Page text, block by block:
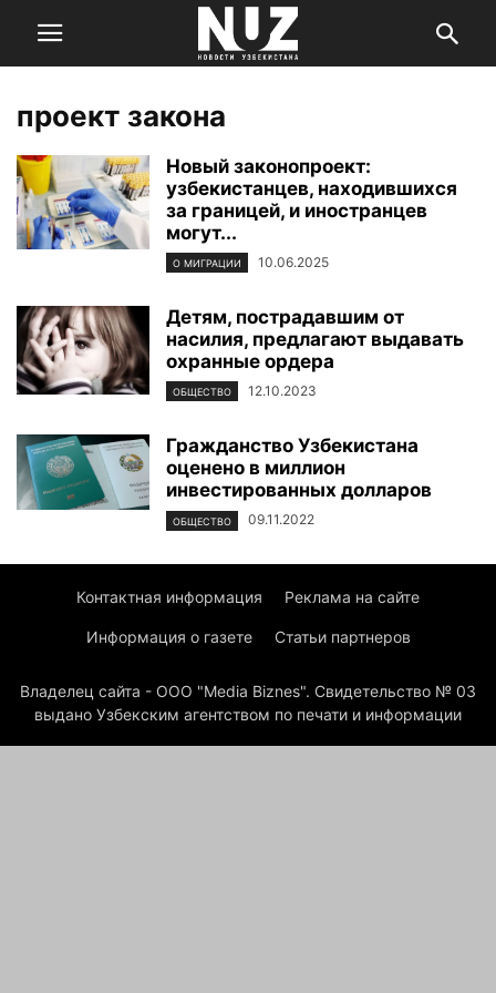
проект закона
Новый законопроект:
узбекистанцев, находившихся
за границей, и иностранцев
могут...
О МИГРАЦИИ 10.06.2025
Детям, пострадавшим от
насилия, предлагают выдавать
охранные ордера
ОБЩЕСТВО 12.10.2023
Гражданство Узбекистана
оценено в миллион
инвестированных долларов
ОБЩЕСТВО 09.11.2022
Контактная информация Реклама на сайте
Информация о газете Статьи партнеров
Владелец сайта - ООО "Media Biznes". Свидетельство № 03
выдано Узбекским агентством по печати и информации